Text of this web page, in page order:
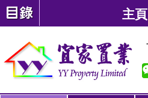
主頁